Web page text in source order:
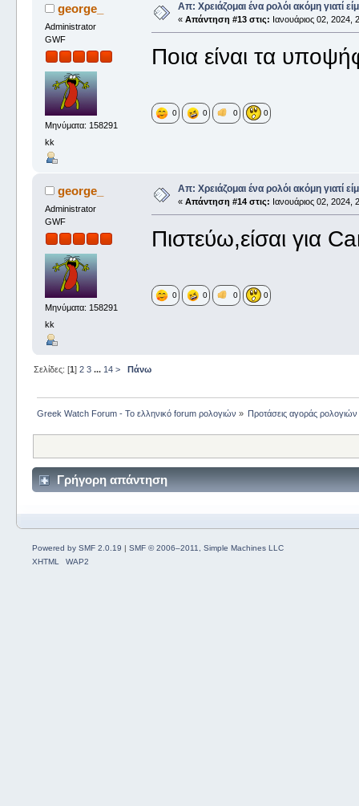
george_
Administrator
GWF
Μηνύματα: 158291
kk
Απ: Χρειάζομαι ένα ρολόι ακόμη γιατί
« Απάντηση #13 στις: Ιανουάριος 02, 2024,
Ποια είναι τα
0 0 0 0
george_
Administrator
GWF
Μηνύματα: 158291
kk
Απ: Χρειάζομαι ένα ρολόι ακόμη γιατί
« Απάντηση #14 στις: Ιανουάριος 02, 2024,
Πιστεύω,είσαι για
0 0 0 0
Σελίδες: [1] 2 3 ... 14 > Πάνω
Greek Watch Forum - Το ελληνικό forum ρολογιών » Προτάσεις αγοράς ρολογιών
Γρήγορη απάντηση
Powered by SMF 2.0.19 | SMF © 2006–2011, Simple Machines LLC
XHTML
WAP2